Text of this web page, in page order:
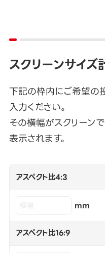
スクリーンサイズ
下記の枠内にご希望の
入力ください。
その横幅がスクリーン
表示されます。
アスペクト比4:3
mm
アスペクト比16:9